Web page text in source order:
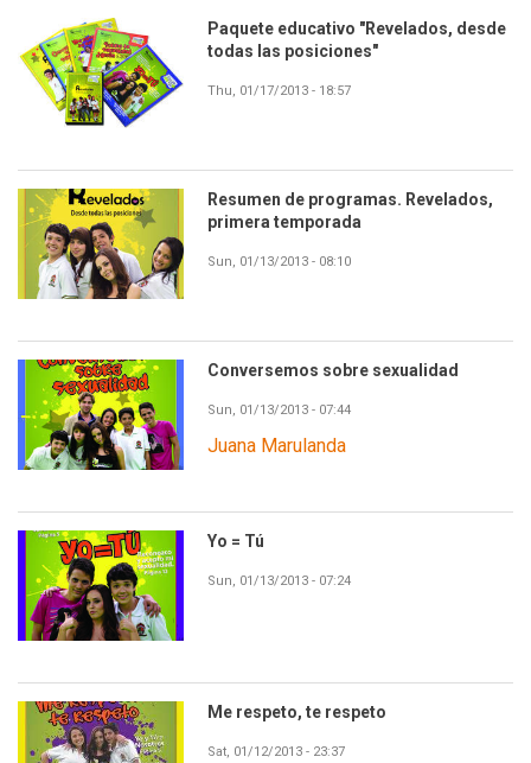
Paquete educativo "Revelados, desde
todas las posiciones"
Thu, 01/17/2013 - 18:57
Resumen de programas. Revelados,
primera temporada
Sun, 01/13/2013 - 08:10
Conversemos sobre sexualidad
Sun, 01/13/2013 - 07:44
Juana Marulanda
Yo = Tú
Sun, 01/13/2013 - 07:24
Me respeto, te respeto
Sat, 01/12/2013 - 23:37